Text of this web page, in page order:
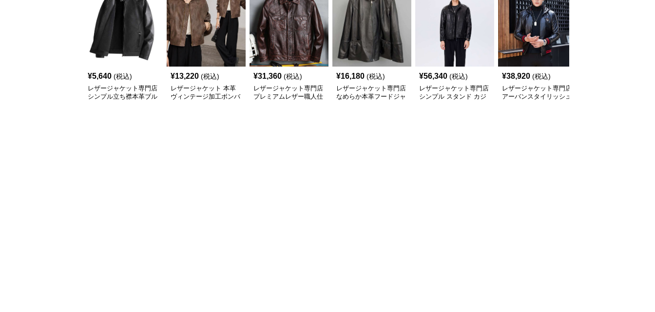
¥5,640 (税込)
レザージャケット専門店
シンプル立ち襟本革ブル
¥13,220 (税込)
レザージャケット 本革
ヴィンテージ加工ボンバ
¥31,360 (税込)
レザージャケット専門店
プレミアムレザー職人仕
¥16,180 (税込)
レザージャケット専門店
なめらか本革フードジャ
¥56,340 (税込)
レザージャケット専門店
シンプル スタンド カジ
¥38,920 (税込)
レザージャケット専門店
アーバンスタイリッシュ